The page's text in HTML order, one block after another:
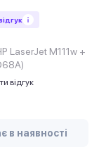
LaserJet M111w +
відгук
в наявності